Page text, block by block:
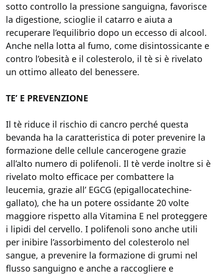
sotto controllo la pressione sanguigna, favorisce
la digestione, scioglie il catarro e aiuta a
recuperare l’equilibrio dopo un eccesso di alcool.
Anche nella lotta al fumo, come disintossicante e
contro l’obesità e il colesterolo, il tè si è rivelato
un ottimo alleato del benessere.
TE’ E PREVENZIONE
Il tè riduce il rischio di cancro perché questa
bevanda ha la caratteristica di poter prevenire la
formazione delle cellule cancerogene grazie
all’alto numero di polifenoli. Il tè verde inoltre si è
rivelato molto efficace per combattere la
leucemia, grazie all’ EGCG (epigallocatechine-
gallato), che ha un potere ossidante 20 volte
maggiore rispetto alla Vitamina E nel proteggere
i lipidi del cervello. I polifenoli sono anche utili
per inibire l’assorbimento del colesterolo nel
sangue, a prevenire la formazione di grumi nel
flusso sanguigno e anche a raccogliere e